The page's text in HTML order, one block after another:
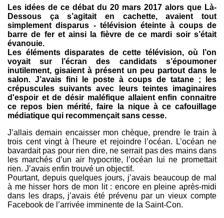
Les idées de ce débat du 20 mars 2017 alors que Là-
Dessous ça s’agitait en cachette, avaient tout
simplement disparus - télévision éteinte à coups de
barre de fer et ainsi la fièvre de ce mardi soir s’était
évanouie.
Les éléments disparates de cette télévision, où l’on
voyait sur l’écran des candidats s’époumoner
inutilement, gisaient à présent un peu partout dans le
salon. J’avais fini le poste à coups de tatane ; les
crépuscules suivants avec leurs teintes imaginaires
d'espoir et de désir maléfique allaient enfin connaitre
ce repos bien mérité, faire la nique à ce cafouillage
médiatique qui recommençait sans cesse.
J’allais demain encaisser mon chèque, prendre le train à
trois cent vingt à l'heure et rejoindre l’océan. L’océan ne
bavardait pas pour rien dire, ne serrait pas des mains dans
les marchés d’un air hypocrite, l’océan lui ne promettait
rien. J’avais enfin trouvé un objectif.
Pourtant, depuis quelques jours, j’avais beaucoup de mal
à me hisser hors de mon lit : encore en pleine après-midi
dans les draps, j’avais été prévenu par un vieux compte
Facebook de l’arrivée imminente de la Saint-Con.